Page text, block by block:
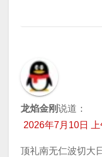
龙焰金刚说道：
2026年7月10日
顶礼南无仁波切大